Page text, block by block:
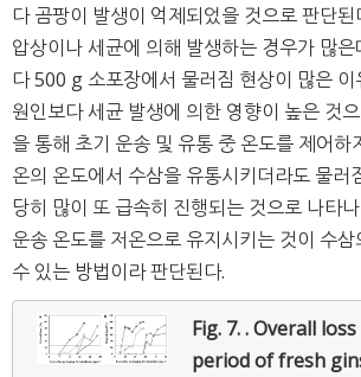
다 곰팡이 발생이 억제되었을 것으로 판단
압상이나 세균에 의해 발생하는 경우가 많
다 500 g 소포장에서 물러짐 현상이 많은
원인보다 세균 발생에 의한 영향이 높은 것
을 통해 초기 운송 및 유통 중 온도를 제어하
온의 온도에서 수삼을 유통시키더라도 물러
당히 많이 또 급속히 진행되는 것으로 나타
운송 온도를 저온으로 유지시키는 것이 수
수 있는 방법이라 판단된다.
Fig. 7. .Overall
period of fresh